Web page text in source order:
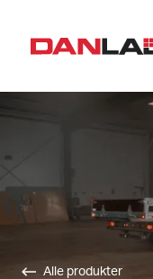
Alle produkter